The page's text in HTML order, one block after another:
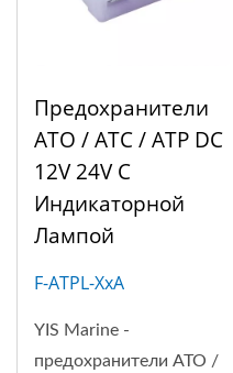
Предохранители
ATO / ATC / ATP DC
12V 24V С
Индикаторной
Лампой
F-ATPL-XxA
YIS Marine -
предохранители ATO /